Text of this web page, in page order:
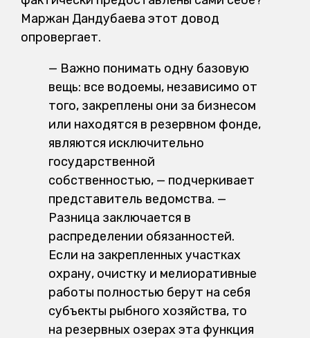
Маржан Дандубаева этот довод
опровергает.
— Важно понимать одну базовую
вещь: все водоемы, независимо от
того, закреплены они за бизнесом
или находятся в резервном фонде,
являются исключительно
государственной
собственностью, — подчеркивает
представитель ведомства. —
Разница заключается в
распределении обязанностей.
Если на закрепленных участках
охрану, очистку и мелиоративные
работы полностью берут на себя
субъекты рыбного хозяйства, то
на резервных озерах эта функция